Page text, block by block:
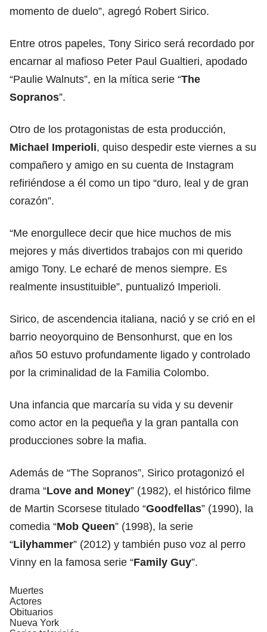
momento de duelo”, agregó Robert Sirico.
Entre otros papeles, Tony Sirico será recordado por
encarnar al mafioso Peter Paul Gualtieri, apodado
“Paulie Walnuts”, en la mítica serie “The
Sopranos”.
Otro de los protagonistas de esta producción,
Michael Imperioli, quiso despedir este viernes a su
compañero y amigo en su cuenta de Instagram
refiriéndose a él como un tipo “duro, leal y de gran
corazón”.
“Me enorgullece decir que hice muchos de mis
mejores y más divertidos trabajos con mi querido
amigo Tony. Le echaré de menos siempre. Es
realmente insustituible”, puntualizó Imperioli.
Sirico, de ascendencia italiana, nació y se crió en el
barrio neoyorquino de Bensonhurst, que en los
años 50 estuvo profundamente ligado y controlado
por la criminalidad de la Familia Colombo.
Una infancia que marcaría su vida y su devenir
como actor en la pequeña y la gran pantalla con
producciones sobre la mafia.
Además de “The Sopranos”, Sirico protagonizó el
drama “Love and Money” (1982), el histórico filme
de Martin Scorsese titulado “Goodfellas” (1990), la
comedia “Mob Queen” (1998), la serie
“Lilyhammer” (2012) y también puso voz al perro
Vinny en la famosa serie “Family Guy”.
Muertes
Actores
Obituarios
Nueva York